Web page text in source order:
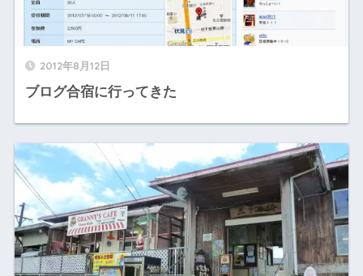
2012年8月12日
ブログ合宿に行ってきた